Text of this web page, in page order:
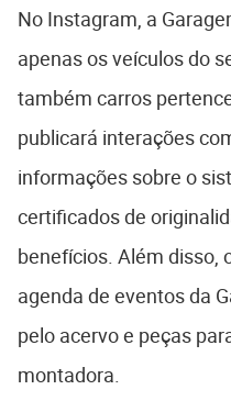
No Instagram, a
apenas os veículos do
também carros
publicará interações
informações sobre o
certificados de
benefícios. Além disso,
agenda de eventos da
pelo acervo e peças
montadora.